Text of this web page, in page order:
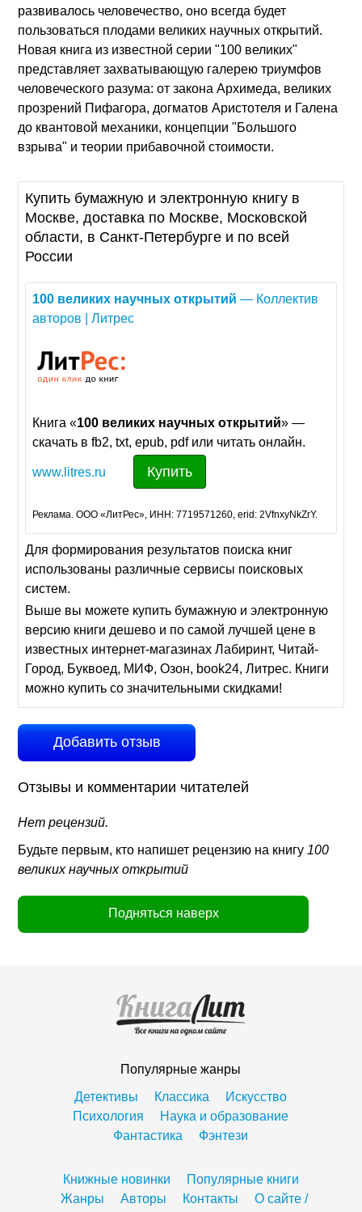
развивалось человечество, оно всегда будет
пользоваться плодами великих научных открытий.
Новая книга из известной серии "100 великих"
представляет захватывающую галерею триумфов
человеческого разума: от закона Архимеда, великих
прозрений Пифагора, догматов Аристотеля и Галена
до квантовой механики, концепции "Большого
взрыва" и теории прибавочной стоимости.
Купить бумажную и электронную книгу в
Москве, доставка по Москве, Московской
области, в Санкт-Петербурге и по всей
России
100 великих научных открытий — Коллектив
авторов | Литрес
Книга «100 великих научных открытий» —
скачать в fb2, txt, epub, pdf или читать онлайн.
www.litres.ru Купить
Реклама. ООО «ЛитРес», ИНН: 7719571260, erid: 2VfnxyNkZrY.
Для формирования результатов поиска книг
использованы различные сервисы поисковых
систем.
Выше вы можете купить бумажную и электронную
версию книги дешево и по самой лучшей цене в
известных интернет-магазинах Лабиринт, Читай-
Город, Буквоед, МИФ, Озон, book24, Литрес. Книги
можно купить со значительными скидками!
Добавить отзыв
Отзывы и комментарии читателей
Нет рецензий.
Будьте первым, кто напишет рецензию на книгу 100
великих научных открытий
Подняться наверх
Популярные жанры
Детективы
Классика
Искусство
Психология
Наука и образование
Фантастика
Фэнтези
Книжные новинки
Популярные книги
Жанры
Авторы Контакты
О сайте /